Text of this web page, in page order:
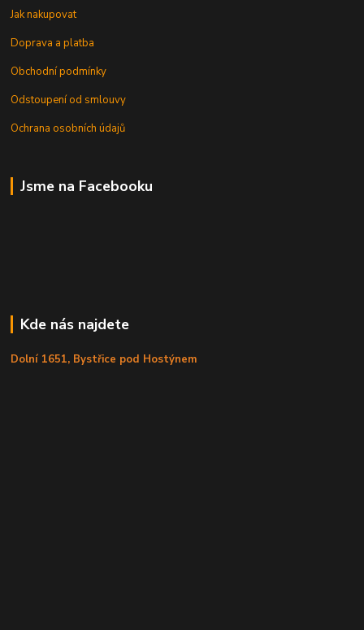
Jak nakupovat
Doprava a platba
Obchodní podmínky
Odstoupení od smlouvy
Ochrana osobních údajů
Jsme na Facebooku
Kde nás najdete
Dolní 1651, Bystřice pod Hostýnem